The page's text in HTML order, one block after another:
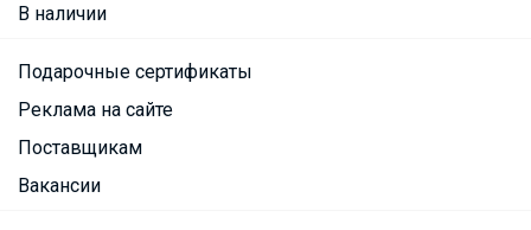
В наличии
Подарочные сертификаты
Реклама на сайте
Поставщикам
Вакансии